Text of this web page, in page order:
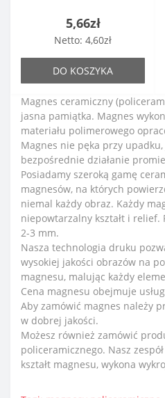
5,66zł
Netto: 4,60zł
DO KOSZYKA
Magnes ceramiczny
jasna pamiątka. Magnes
materiału polimerowego
Magnes nie pęka przy
bezpośrednie działanie
Posiadamy szeroką gamę
magnesów, na których
niemal każdy obraz. Każdy
niepowtarzalny kształt i relief.
2-3 mm.
Nasza technologia druku
wysokiej jakości obrazów na
magnesu, malując każdy
Cena magnesu obejmuje
Aby zamówić magnes należy
w dobrej jakości.
Możesz również zamówić
policeramicznego. Nasz
kształt magnesu, wykona